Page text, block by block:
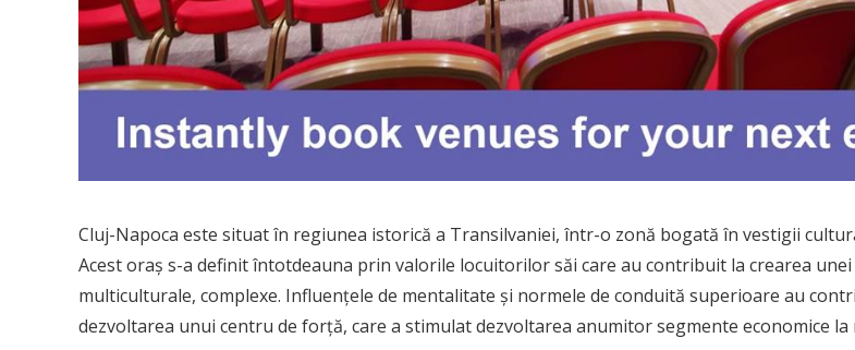
Cluj-Napoca este situat în regiunea istorică a Transilvaniei, într-o zonă bogată în vestigii
Acest oraș s-a definit întotdeauna prin valorile locuitorilor săi care au contribuit la crearea
multiculturale, complexe. Influențele de mentalitate și normele de conduită superioare au
dezvoltarea unui centru de forță, care a stimulat dezvoltarea anumitor segmente economice